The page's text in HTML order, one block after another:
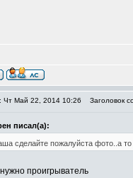
Чт Май 22, 2014 10:26 Заголовок
писал(а):
сделайте пожалуйста фото..а
проигрыватель